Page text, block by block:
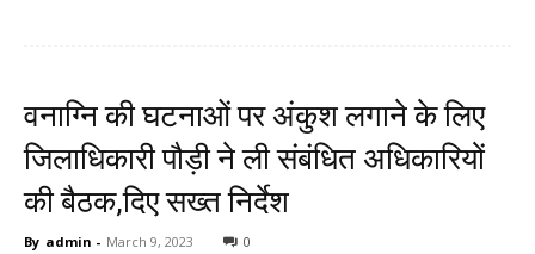
वनाग्नि की घटनाओं पर अंकुश लगाने के लिए
जिलाधिकारी पौड़ी ने ली संबंधित अधिकारियों
की बैठक,दिए सख्त निर्देश
By admin - March 9, 2023 0